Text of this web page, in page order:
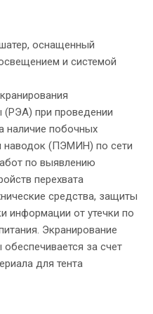
оснащенный
и системой
(РЭА) при проведении
наличие побочных
наводок (ПЭМИН) по сети
по выявлению
перехвата
средства, защиты
информации от утечки по
Экранирование
за счет
для тента